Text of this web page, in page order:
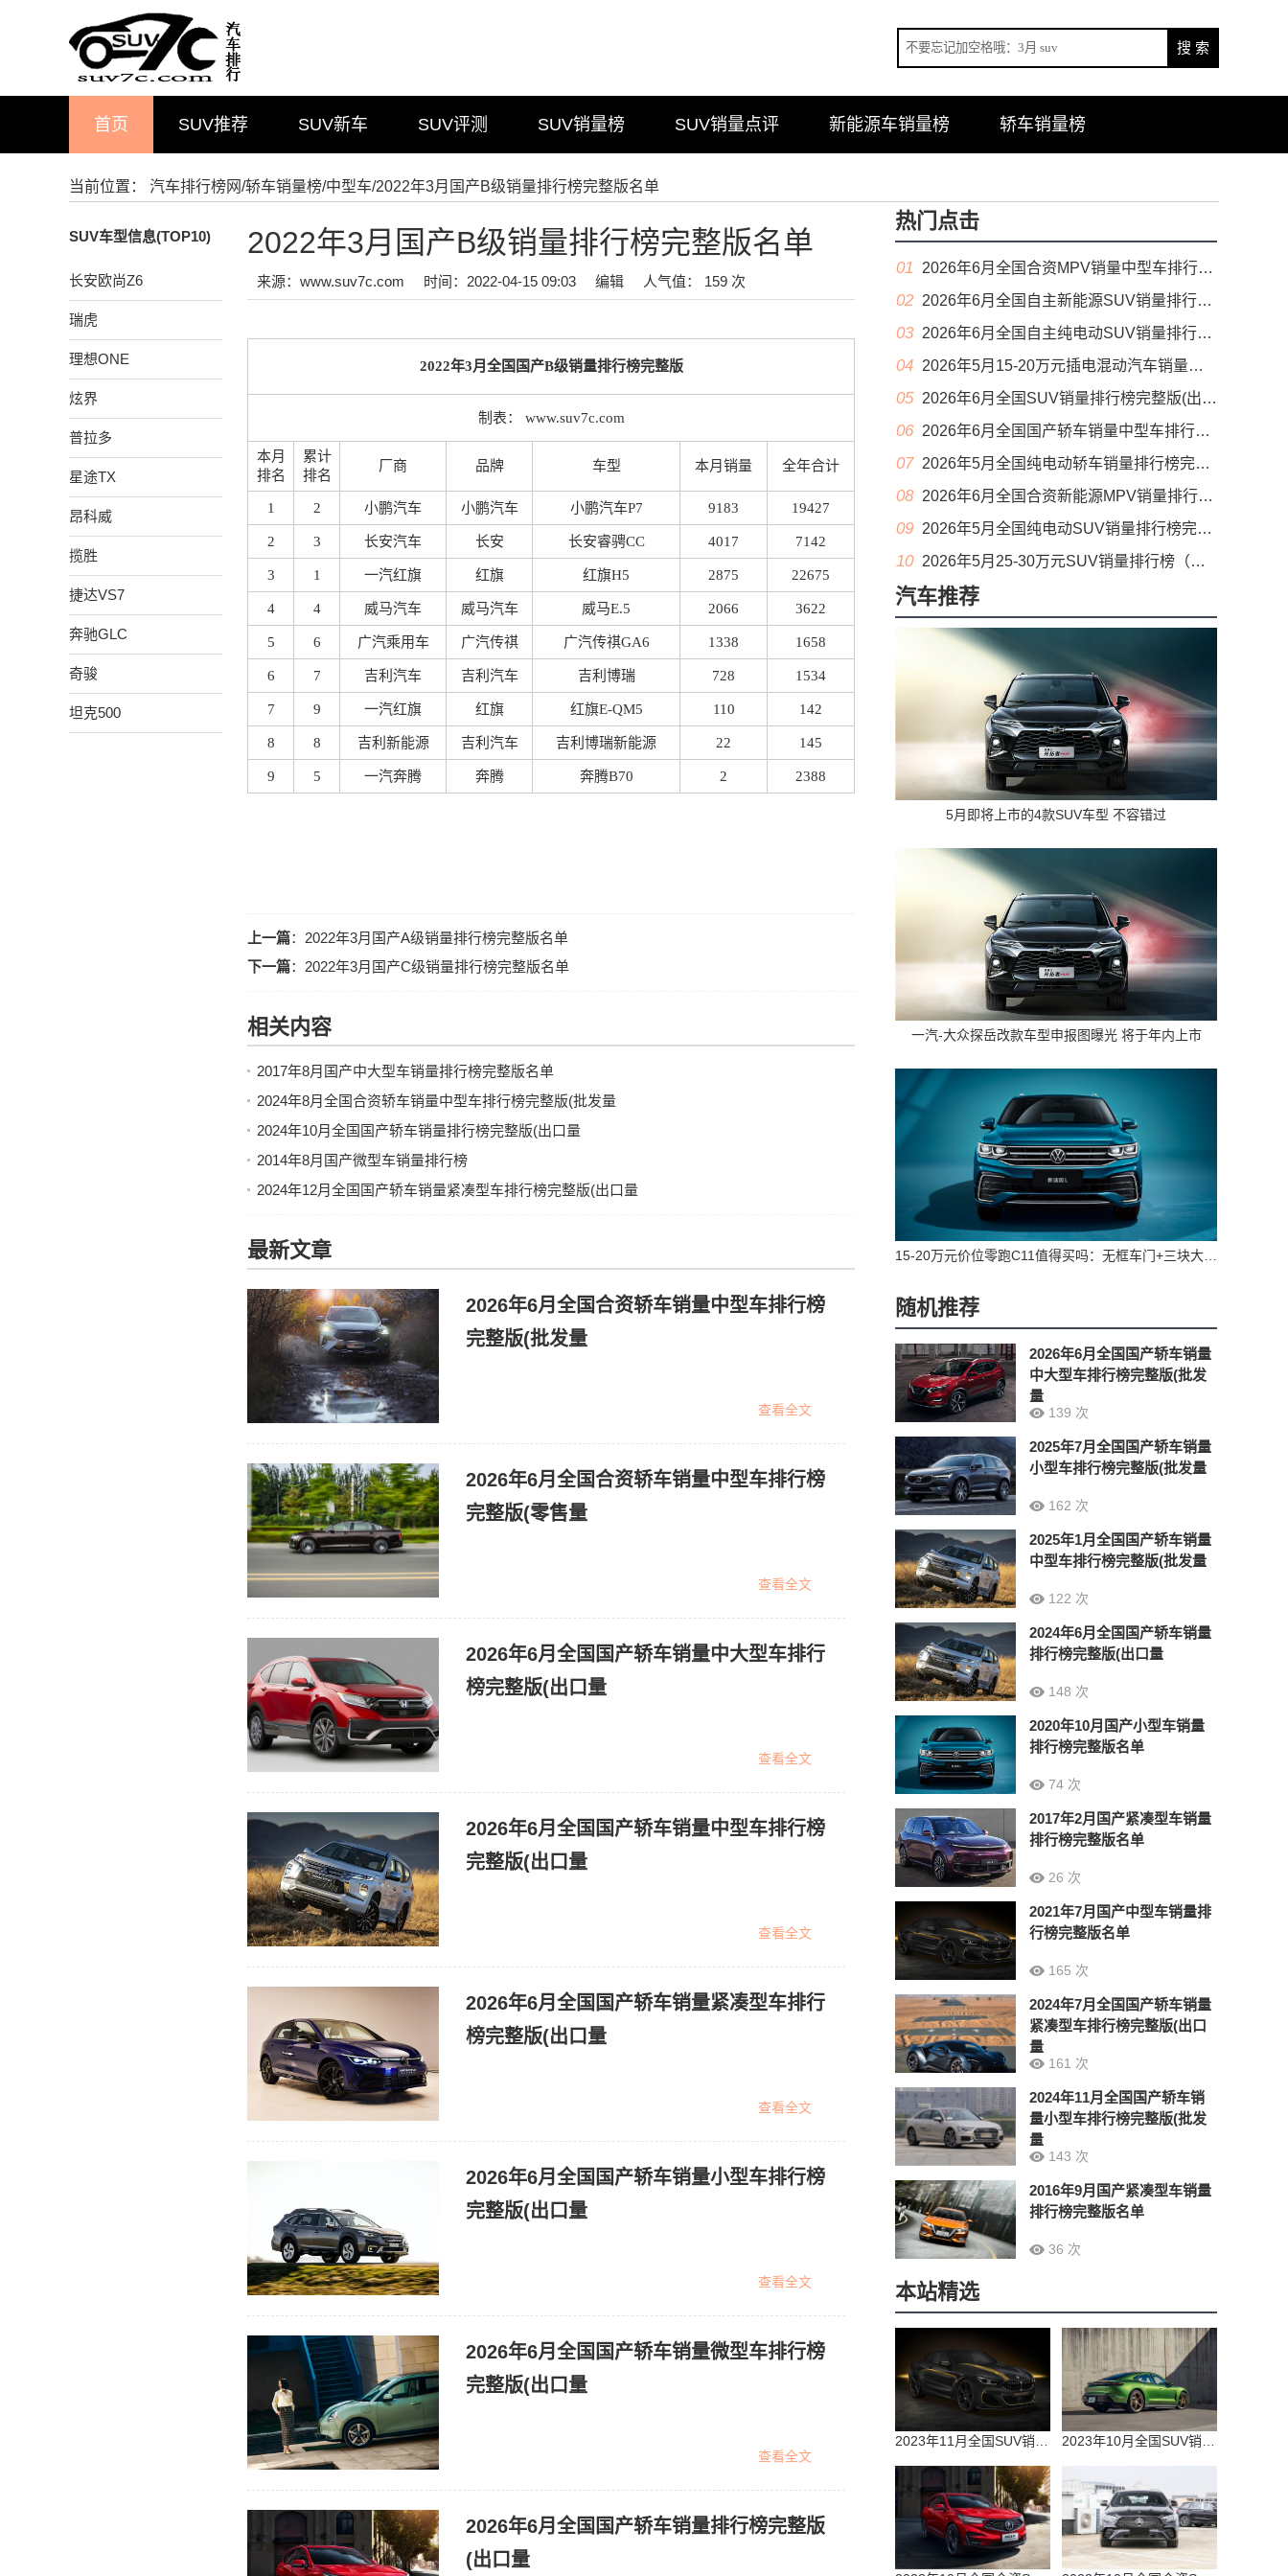
首页 SUV推荐 SUV新车 SUV评测 SUV销量榜 SUV销量点评 新能源车销量榜 轿车销量榜
当前位置： 汽车排行榜网/轿车销量榜/中型车/2022年3月国产B级销量排行榜完整版名单
SUV车型信息(TOP10)
长安欧尚Z6
瑞虎
理想ONE
炫界
普拉多
星途TX
昂科威
揽胜
捷达VS7
奔驰GLC
奇骏
坦克500
2022年3月国产B级销量排行榜完整版名单
来源：www.suv7c.com 时间：2022-04-15 09:03 编辑 人气值： 159 次
2022年3月全国国产B级销量排行榜完整版
制表： www.suv7c.com
本月
排名
累计
排名
厂商 品牌 车型 本月销量 全年合计
1 2 小鹏汽车 小鹏汽车 小鹏汽车P7 9183 19427
2 3 长安汽车 长安 长安睿骋CC 4017 7142
3 1 一汽红旗 红旗 红旗H5 2875 22675
4 4 威马汽车 威马汽车 威马E.5 2066 3622
5 6 广汽乘用车 广汽传祺 广汽传祺GA6 1338 1658
6 7 吉利汽车 吉利汽车 吉利博瑞 728 1534
7 9 一汽红旗 红旗 红旗E-QM5 110 142
8 8 吉利新能源 吉利汽车 吉利博瑞新能源 22 145
9 5 一汽奔腾 奔腾 奔腾B70 2 2388
上一篇： 2022年3月国产A级销量排行榜完整版名单
下一篇： 2022年3月国产C级销量排行榜完整版名单
相关内容
2017年8月国产中大型车销量排行榜完整版名单
2024年8月全国合资轿车销量中型车排行榜完整版(批发量
2024年10月全国国产轿车销量排行榜完整版(出口量
2014年8月国产微型车销量排行榜
2024年12月全国国产轿车销量紧凑型车排行榜完整版(出口量
最新文章
2026年6月全国合资轿车销量中型车排行榜
完整版(批发量
查看全文
2026年6月全国合资轿车销量中型车排行榜
完整版(零售量
查看全文
2026年6月全国国产轿车销量中大型车排行
榜完整版(出口量
查看全文
2026年6月全国国产轿车销量中型车排行榜
完整版(出口量
查看全文
2026年6月全国国产轿车销量紧凑型车排行
榜完整版(出口量
查看全文
2026年6月全国国产轿车销量小型车排行榜
完整版(出口量
查看全文
2026年6月全国国产轿车销量微型车排行榜
完整版(出口量
查看全文
2026年6月全国国产轿车销量排行榜完整版
(出口量
热门点击
01 2026年6月全国合资MPV销量中型车排行榜完整版(零售量
02 2026年6月全国自主新能源SUV销量排行榜完整版(零售量
03 2026年6月全国自主纯电动SUV销量排行榜完整版(零售量
04 2026年5月15-20万元插电混动汽车销量排行榜（零售量）
05 2026年6月全国SUV销量排行榜完整版(出口量
06 2026年6月全国国产轿车销量中型车排行榜完整版(零售量
07 2026年5月全国纯电动轿车销量排行榜完整版(批发量
08 2026年6月全国合资新能源MPV销量排行榜完整版(零售量
09 2026年5月全国纯电动SUV销量排行榜完整版(零售量
10 2026年5月25-30万元SUV销量排行榜（零售量）
汽车推荐
5月即将上市的4款SUV车型 不容错过
一汽-大众探岳改款车型申报图曝光 将于年内上市
随机推荐
2026年6月全国国产轿车销量
中大型车排行榜完整版(批发
量
139 次
2025年7月全国国产轿车销量
小型车排行榜完整版(批发量
162 次
2025年1月全国国产轿车销量
中型车排行榜完整版(批发量
122 次
2024年6月全国国产轿车销量
排行榜完整版(出口量
148 次
2020年10月国产小型车销量
排行榜完整版名单
74 次
2017年2月国产紧凑型车销量
排行榜完整版名单
26 次
2021年7月国产中型车销量排
行榜完整版名单
165 次
2024年7月全国国产轿车销量
紧凑型车排行榜完整版(出口
量
161 次
2024年11月全国国产轿车销
量小型车排行榜完整版(批发
量
143 次
2016年9月国产紧凑型车销量
排行榜完整版名单
36 次
本站精选